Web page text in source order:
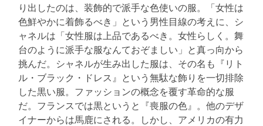
り出したのは、装飾的で派手な色使いの服。「女性は
色鮮やかに着飾るべき」という男性目線の考えに、シ
ャネルは「女性服は上品であるべき。女性らしく。舞
台のように派手な服なんておぞましい」と真っ向から
挑んだ。シャネルが生み出した服は、その名も『リト
ル・ブラック・ドレス』という無駄な飾りを一切排除
した黒い服。ファッションの概念を覆す革命的な服
だ。フランスでは黒というと『喪服の色』。他のデザ
イナーからは馬鹿にされる。しかし、アメリカの有力